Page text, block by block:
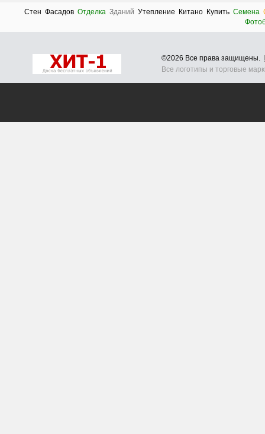
Стен Фасадов Отделка Зданий Утепление Китано Купить Семена
©2026 Все права защищены.
Все логотипы и торговые